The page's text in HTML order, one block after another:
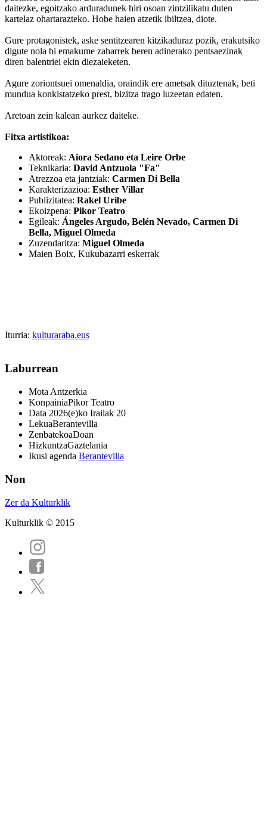
daitezke, egoitzako arduradunek hiri osoan zintzilikatu duten
kartelaz ohartarazteko. Hobe haien atzetik ibiltzea, diote.
Gure protagonistek, aske sentitzearen kitzikaduraz pozik, erakutsiko
digute nola bi emakume zaharrek beren adinerako pentsaezinak
diren balentriei ekin diezaieketen.
Agure zoriontsuei omenaldia, oraindik ere ametsak dituztenak, beti
mundua konkistatzeko prest, bizitza trago luzeetan edaten.
Aretoan zein kalean aurkez daiteke.
Fitxa artistikoa:
Aktoreak: Aiora Sedano eta Leire Orbe
Teknikaria: David Antzuola "Fa"
Atrezzoa eta jantziak: Carmen Di Bella
Karakterizazioa: Esther Villar
Publizitatea: Rakel Uribe
Ekoizpena: Pikor Teatro
Egileak: Ángeles Argudo, Belén Nevado, Carmen Di
Bella, Miguel Olmeda
Zuzendaritza: Miguel Olmeda
Maien Boix, Kukubazarri eskerrak
Iturria: kulturaraba.eus
Laburrean
Mota Antzerkia
KonpainiaPikor Teatro
Data 2026(e)ko Irailak 20
LekuaBerantevilla
ZenbatekoaDoan
HizkuntzaGaztelania
Ikusi agenda Berantevilla
Non
Zer da Kulturklik
Kulturklik © 2015